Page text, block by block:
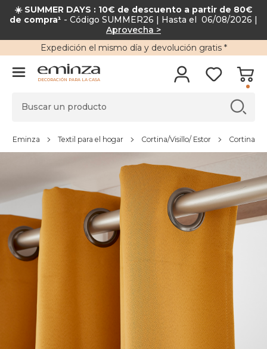
☀️ SUMMER DAYS : 10€ de descuento a partir de 80€
de compra¹ - Código SUMMER26 | Hasta el 06/08/2026 |
Aprovecha >
Expedición el mismo día y devolución gratis*
DECORACIÓN PARA LA CASA
Eminza Textil para el hogar Cortina/Visillo/ Estor Cortina